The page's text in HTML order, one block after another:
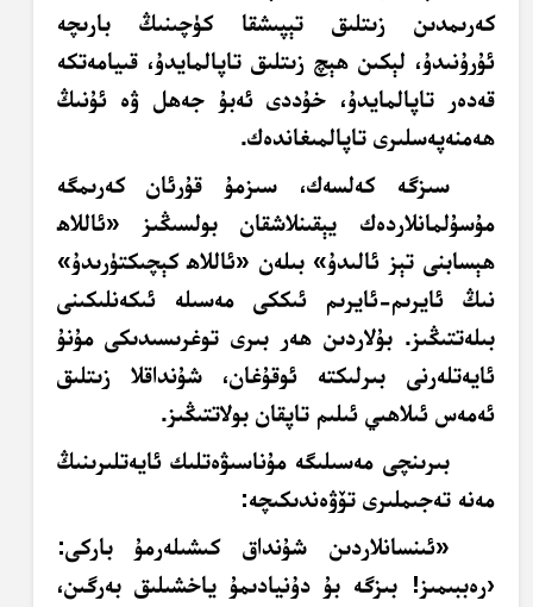
كەرىمدىن زىتلىق تېپىشقا كۈچىنىڭ بارىچە
ئۇرۇنىدۇ، لېكىن ھېچ زىتلىق تاپالمايدۇ، قىيامەتكە
قەدەر تاپالمايدۇ، خۇددى ئەبۇ جەھل ۋە ئۇنىڭ
ھەمنەپەسلىرى تاپالمىغاندەك.
سىزگە كەلسەك، سىزمۇ قۇرئان كەرىمگە
مۇسۇلمانلاردەك يېقىنلاشقان بولسىڭىز «ئاللاھ
ھېسابنى تېز ئالىدۇ» بىلەن «ئاللاھ كېچىكتۈرىدۇ»
نىڭ ئايرىم-ئايرىم ئىككى مەسىلە ئىكەنلىكىنى
بىلەتتىڭىز. بۇلاردىن ھەر بىرى توغرىسىدىكى مۇنۇ
ئايەتلەرنى بىرلىكتە ئوقۇغان، شۇنداقلا زىتلىق
ئەمەس ئىلاھىي ئىلىم تاپقان بولاتتىڭىز.
بىرىنچى مەسىلىگە مۇناسىۋەتلىك ئايەتلىرىنىڭ
مەنە تەجىملىرى تۆۋەندىكىچە:
«ئىنسانلاردىن شۇنداق كىشىلەرمۇ باركى:
‹رەببىمىز! بىزگە بۇ دۇنيادىمۇ ياخشىلىق بەرگىن،